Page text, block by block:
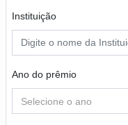
Instituição
Ano do prêmio
Selecione o ano